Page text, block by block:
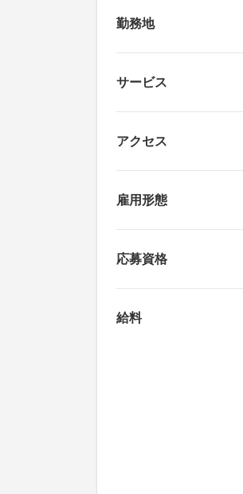
勤務地
サービス
アクセス
雇用形態
応募資格
給料